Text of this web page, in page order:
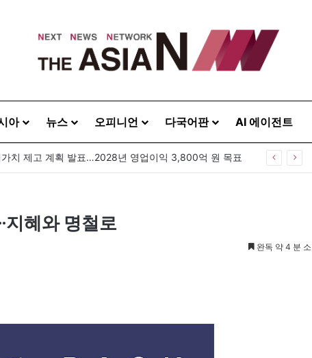
아 뉴스 오피니언 다국어판 AI 에이전트
지혜와 명철로
완독 약 4 분 소